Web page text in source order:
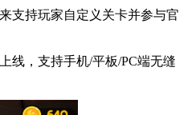
支持玩家自定义关卡并参与官
线，支持手机/平板/PC端无缝